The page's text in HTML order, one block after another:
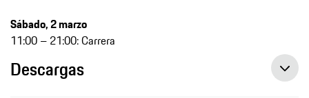
Sábado, 2 marzo
11:00 – 21:00: Carrera
Descargas